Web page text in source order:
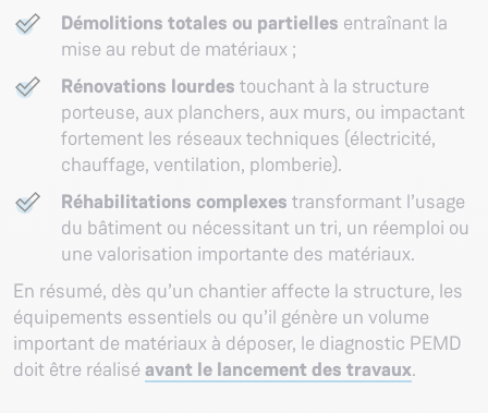
Démolitions totales ou partielles entraînant la
mise au rebut de matériaux ;
Rénovations lourdes touchant à la structure
porteuse, aux planchers, aux murs, ou impactant
fortement les réseaux techniques (électricité,
chauffage, ventilation, plomberie).
Réhabilitations complexes transformant l’usage
du bâtiment ou nécessitant un tri, un réemploi ou
une valorisation importante des matériaux.
En résumé, dès qu’un chantier affecte la structure, les
équipements essentiels ou qu’il génère un volume
important de matériaux à déposer, le diagnostic PEMD
doit être réalisé avant le lancement des travaux.